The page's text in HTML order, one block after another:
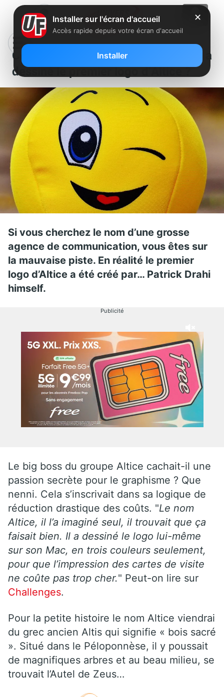
Clin d’oeil : mais, au fait, qui a
dessiné le premier logo d’Altice ?
Si vous cherchez le nom d’une grosse
agence de communication, vous êtes sur
la mauvaise piste. En réalité le premier
logo d’Altice a été créé par… Patrick Drahi
himself.
Publicité
Le big boss du groupe Altice cachait-il une
passion secrète pour le graphisme ? Que
nenni. Cela s’inscrivait dans sa logique de
réduction drastique des coûts. "Le nom
Altice, il l’a imaginé seul, il trouvait que ça
faisait bien. Il a dessiné le logo lui-même
sur son Mac, en trois couleurs seulement,
pour que l’impression des cartes de visite
ne coûte pas trop cher." Peut-on lire sur
Challenges.
Pour la petite histoire le nom Altice viendrai
du grec ancien Altis qui signifie « bois sacré
». Situé dans le Péloponnèse, il y poussait
de magnifiques arbres et au beau milieu, se
trouvait l’Autel de Zeus…
✕
Installer sur l'écran d'accueil
Accès rapide depuis votre écran d'accueil
Installer